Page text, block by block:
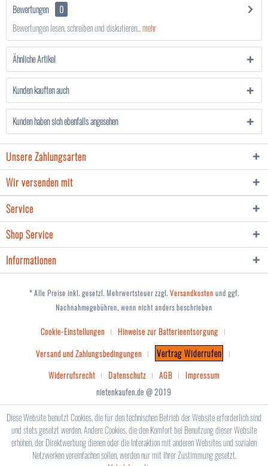
Bewertungen
0
Bewertungen lesen, schreiben und diskutieren...mehr
Ähnliche Artikel
Kunden kauften auch
Kunden haben sich ebenfalls angesehen
Unsere Zahlungsarten
Wir versenden mit
Service
Shop Service
Informationen
* Alle Preise inkl. gesetzl. Mehrwertsteuer zzgl. Versandkosten und ggf.
Nachnahmegebühren, wenn nicht anders beschrieben
Cookie-Einstellungen
Hinweise zur Batterieentsorgung
Versand und Zahlungsbedingungen
Vertrag Widerrufen
Widerrufsrecht Datenschutz AGB
Impressum
nietenkaufen.de @ 2019
Diese Website benutzt Cookies, die für den technischen Betrieb der Website erforderlich sind
und stets gesetzt werden. Andere Cookies, die den Komfort bei Benutzung dieser Website
erhöhen, der Direktwerbung dienen oder die Interaktion mit anderen Websites und sozialen
Netzwerken vereinfachen sollen, werden nur mit Ihrer Zustimmung gesetzt.